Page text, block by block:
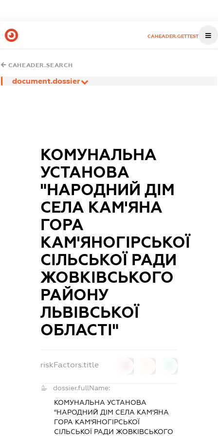
CAHEADER.GETTEST
CAHEADER.SEARCH
document.dossier
КОМУНАЛЬНА
УСТАНОВА
"НАРОДНИЙ ДІМ
СЕЛА КАМ'ЯНА
ГОРА
КАМ'ЯНОГІРСЬКОЇ
СІЛЬСЬКОЇ РАДИ
ЖОВКІВСЬКОГО
РАЙОНУ
ЛЬВІВСЬКОЇ
ОБЛАСТІ"
riskFactors.title
dossier.fullName:
КОМУНАЛЬНА УСТАНОВА
"НАРОДНИЙ ДІМ СЕЛА КАМ'ЯНА
ГОРА КАМ'ЯНОГІРСЬКОЇ
СІЛЬСЬКОЇ РАДИ ЖОВКІВСЬКОГО